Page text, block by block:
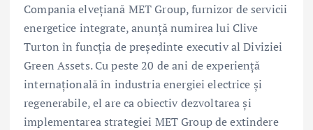
Compania elvețiană MET Group, furnizor de servicii
energetice integrate, anunță numirea lui Clive
Turton în funcția de președinte executiv al Diviziei
Green Assets. Cu peste 20 de ani de experiență
internațională în industria energiei electrice și
regenerabile, el are ca obiectiv dezvoltarea și
implementarea strategiei MET Group de extindere